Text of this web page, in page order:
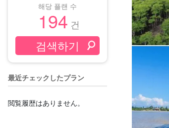
해당 플랜 수
194 건
最近チェックしたプラン
閲覧履歴はありません。